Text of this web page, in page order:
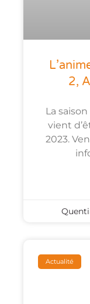
2,
La
vient
2023.
Actualité